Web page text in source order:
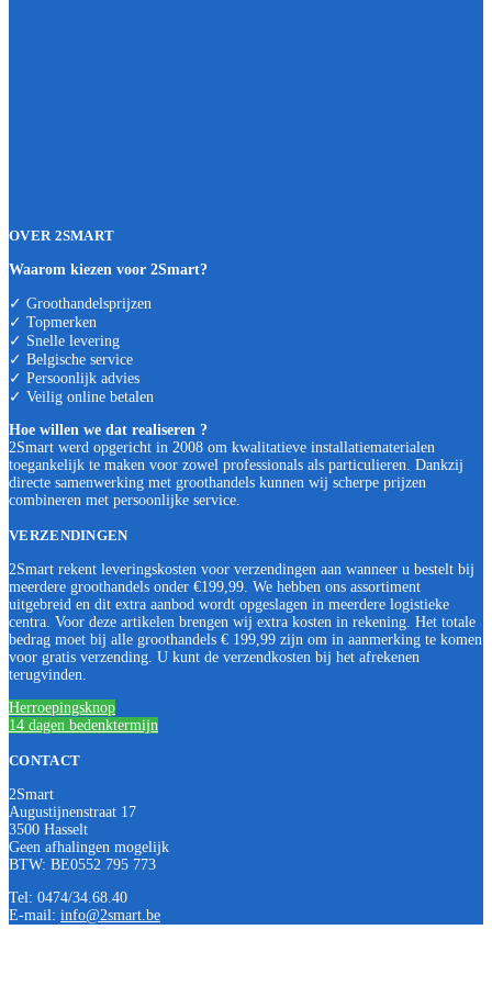
OVER 2SMART
Waarom kiezen voor 2Smart?
✓ Groothandelsprijzen
✓ Topmerken
✓ Snelle levering
✓ Belgische service
✓ Persoonlijk advies
✓ Veilig online betalen
Hoe willen we dat realiseren ?
2Smart werd opgericht in 2008 om kwalitatieve installatiematerialen
toegankelijk te maken voor zowel professionals als particulieren. Dankzij
directe samenwerking met groothandels kunnen wij scherpe prijzen
combineren met persoonlijke service.
VERZENDINGEN
2Smart rekent leveringskosten voor verzendingen aan wanneer u bestelt bij
meerdere groothandels onder €199,99. We hebben ons assortiment
uitgebreid en dit extra aanbod wordt opgeslagen in meerdere logistieke
centra. Voor deze artikelen brengen wij extra kosten in rekening. Het totale
bedrag moet bij alle groothandels € 199,99 zijn om in aanmerking te komen
voor gratis verzending. U kunt de verzendkosten bij het afrekenen
terugvinden.
Herroepingsknop
14 dagen bedenktermijn
CONTACT
2Smart
Augustijnenstraat 17
3500 Hasselt
Geen afhalingen mogelijk
BTW: BE0552 795 773
Tel: 0474/34.68.40
E-mail: info@2smart.be